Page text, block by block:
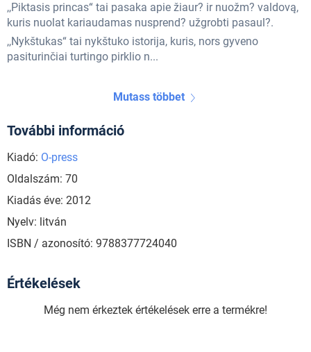
,,Piktasis princas“ tai pasaka apie žiaur? ir nuožm? valdovą,
kuris nuolat kariaudamas nusprend? užgrobti pasaul?.
,,Nykštukas“ tai nykštuko istorija, kuris, nors gyveno
pasiturinčiai turtingo pirklio n...
Mutass többet
További információ
Kiadó: O-press
Oldalszám: 70
Kiadás éve: 2012
Nyelv: litván
ISBN / azonosító: 9788377724040
Értékelések
Még nem érkeztek értékelések erre a termékre!